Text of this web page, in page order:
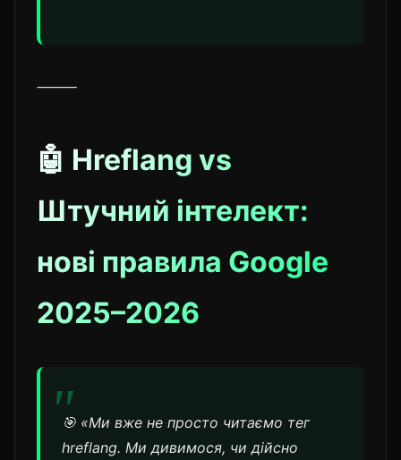
⸻
🤖 Hreflang vs
Штучний інтелект:
нові правила Google
2025–2026
🎯 «Ми вже не просто читаємо тег
hreflang. Ми дивимося, чи дійсно